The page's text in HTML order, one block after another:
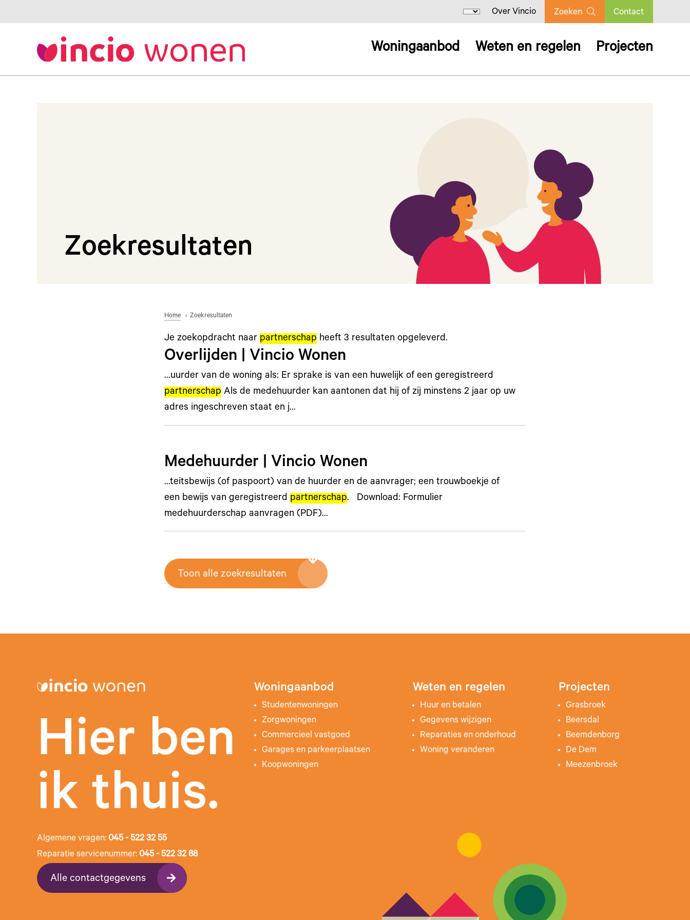
Over Vincio Zoeken Contact
Woningaanbod Weten en regelen Projecten
Zoekresultaten
Home Zoekresultaten
Je zoekopdracht naar partnerschap heeft 3 resultaten opgeleverd.
Overlijden | Vincio Wonen
…uurder van de woning als: Er sprake is van een huwelijk of een geregistreerd
partnerschap Als de medehuurder kan aantonen dat hij of zij minstens 2 jaar op uw
adres ingeschreven staat en j…
Medehuurder | Vincio Wonen
…teitsbewijs (of paspoort) van de huurder en de aanvrager; een trouwboekje of
een bewijs van geregistreerd partnerschap. Download: Formulier
medehuurderschap aanvragen (PDF)…
Toon alle zoekresultaten
Hier ben
ik thuis.
Algemene vragen: 045 - 522 32 55
Reparatie servicenummer: 045 - 522 32 88
Alle contactgegevens
Woningaanbod
Studentenwoningen
Zorgwoningen
Commercieel vastgoed
Garages en parkeerplaatsen
Koopwoningen
Weten en regelen
Huur en betalen
Gegevens wijzigen
Reparaties en onderhoud
Woning veranderen
Projecten
Grasbroek
Beersdal
Beemdenborg
De Dem
Meezenbroek